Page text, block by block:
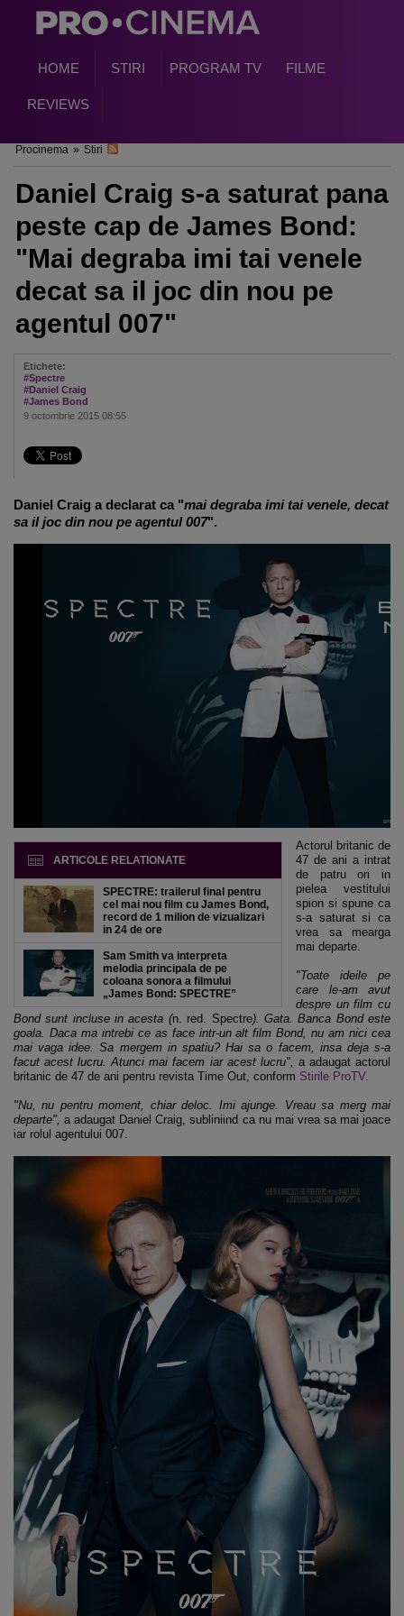
HOME STIRI PROGRAM TV FILME
REVIEWS
Procinema » Stiri
Daniel Craig s-a saturat pana
peste cap de James Bond:
"Mai degraba imi tai venele
decat sa il joc din nou pe
agentul 007"
Etichete:
#Spectre
#Daniel Craig
#James Bond
9 octombrie 2015 08:55
Daniel Craig a declarat ca "mai degraba imi tai venele, decat
sa il joc din nou pe agentul 007".
ARTICOLE RELATIONATE
SPECTRE: trailerul final pentru
cel mai nou film cu James Bond,
record de 1 milion de vizualizari
in 24 de ore
Sam Smith va interpreta
melodia principala de pe
coloana sonora a filmului
„James Bond: SPECTRE”
Actorul britanic de
47 de ani a intrat
de patru ori in
pielea vestitului
spion si spune ca
s-a saturat si ca
vrea sa mearga
mai departe.
"Toate ideile pe
care le-am avut
despre un film cu
Bond sunt incluse in acesta (n. red. Spectre). Gata. Banca Bond este
goala. Daca ma intrebi ce as face intr-un alt film Bond, nu am nici cea
mai vaga idee. Sa mergem in spatiu? Hai sa o facem, insa deja s-a
facut acest lucru. Atunci mai facem iar acest lucru", a adaugat actorul
britanic de 47 de ani pentru revista Time Out, conform Stirile ProTV.
"Nu, nu pentru moment, chiar deloc. Imi ajunge. Vreau sa merg mai
departe",a adaugat Daniel Craig, subliniind ca nu mai vrea sa mai joace
iar rolul agentului 007.